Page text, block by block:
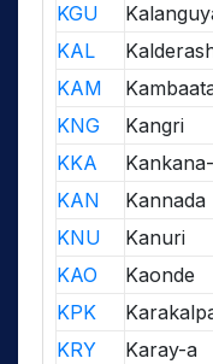
KGU
KAL
KAM
KNG
Kangri
KKA
KAN
Kannada
KNU
Kanuri
KAO
Kaonde
KPK
KRY
Karay-a